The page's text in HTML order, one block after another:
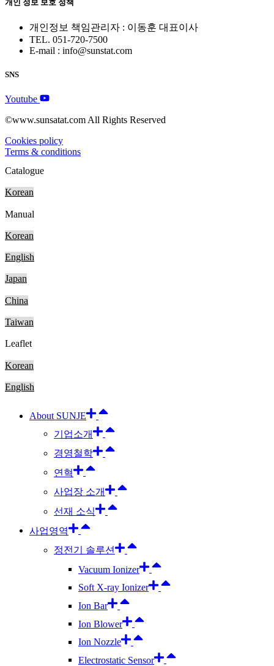
개인 정보 보호 정책
개인정보 책임관리자 : 이동훈 대표이사
TEL. 051-720-7500
E-mail : info@sunstat.com
SNS
Youtube
©www.sunsatat.com All Rights Reserved
Cookies policy
Terms & conditions
Catalogue
Korean
Manual
Korean
English
Japan
China
Taiwan
Leaflet
Korean
English
About SUNJE
기업소개
경영철학
연혁
사업장 소개
선재 소식
사업영역
정전기 솔루션
Vacuum Ionizer
Soft X-ray Ionizer
Ion Bar
Ion Blower
Ion Nozzle
Electrostatic Sensor